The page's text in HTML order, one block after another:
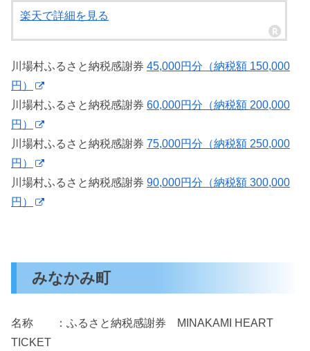
楽天で詳細を見る
川場村ふるさと納税感謝券 45,000円分（納税額 150,000
円）
川場村ふるさと納税感謝券 60,000円分（納税額 200,000
円）
川場村ふるさと納税感謝券 75,000円分（納税額 250,000
円）
川場村ふるさと納税感謝券 90,000円分（納税額 300,000
円）
みなかみ町
名称 ：ふるさと納税感謝券 MINAKAMI HEART
TICKET